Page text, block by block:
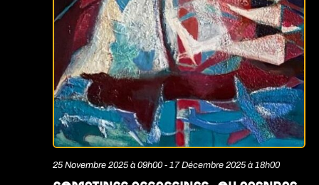
25 Novembre 2025 à 09h00- 17 Décembre 2025 à 18h00